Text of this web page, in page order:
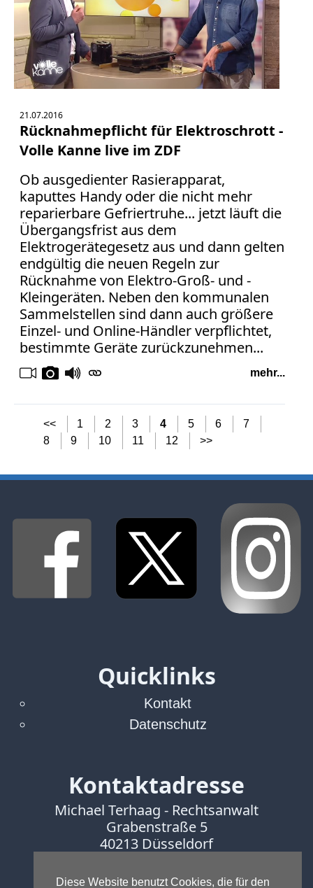
Diese Website benutzt Cookies, die für den
21.07.2016
Rücknahmepflicht für Elektroschrott -
Volle Kanne live im ZDF
Ob ausgedienter Rasierapparat,
kaputtes Handy oder die nicht mehr
reparierbare Gefriertruhe... jetzt läuft die
Übergangsfrist aus dem
Elektrogerätegesetz aus und dann gelten
endgültig die neuen Regeln zur
Rücknahme von Elektro-Groß- und -
Kleingeräten. Neben den kommunalen
Sammelstellen sind dann auch größere
Einzel- und Online-Händler verpflichtet,
bestimmte Geräte zurückzunehmen...
mehr...
<< 1 2 3 4 5 6
7
8
9 10 11 12 >>
Quicklinks
Kontakt
Datenschutz
Kontaktadresse
Michael Terhaag - Rechtsanwalt
Grabenstraße 5
40213 Düsseldorf